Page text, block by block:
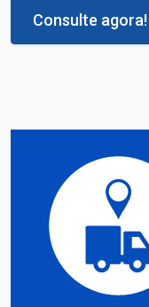
Consulte agora!